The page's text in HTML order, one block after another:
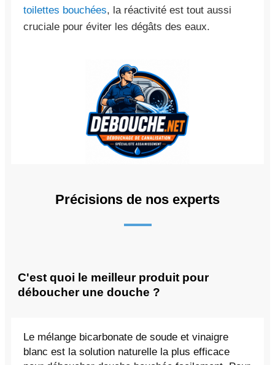
toilettes bouchées, la réactivité est tout aussi
cruciale pour éviter les dégâts des eaux.
Précisions de nos experts
C'est quoi le meilleur produit pour
déboucher une douche ?
Le mélange bicarbonate de soude et vinaigre
blanc est la solution naturelle la plus efficace